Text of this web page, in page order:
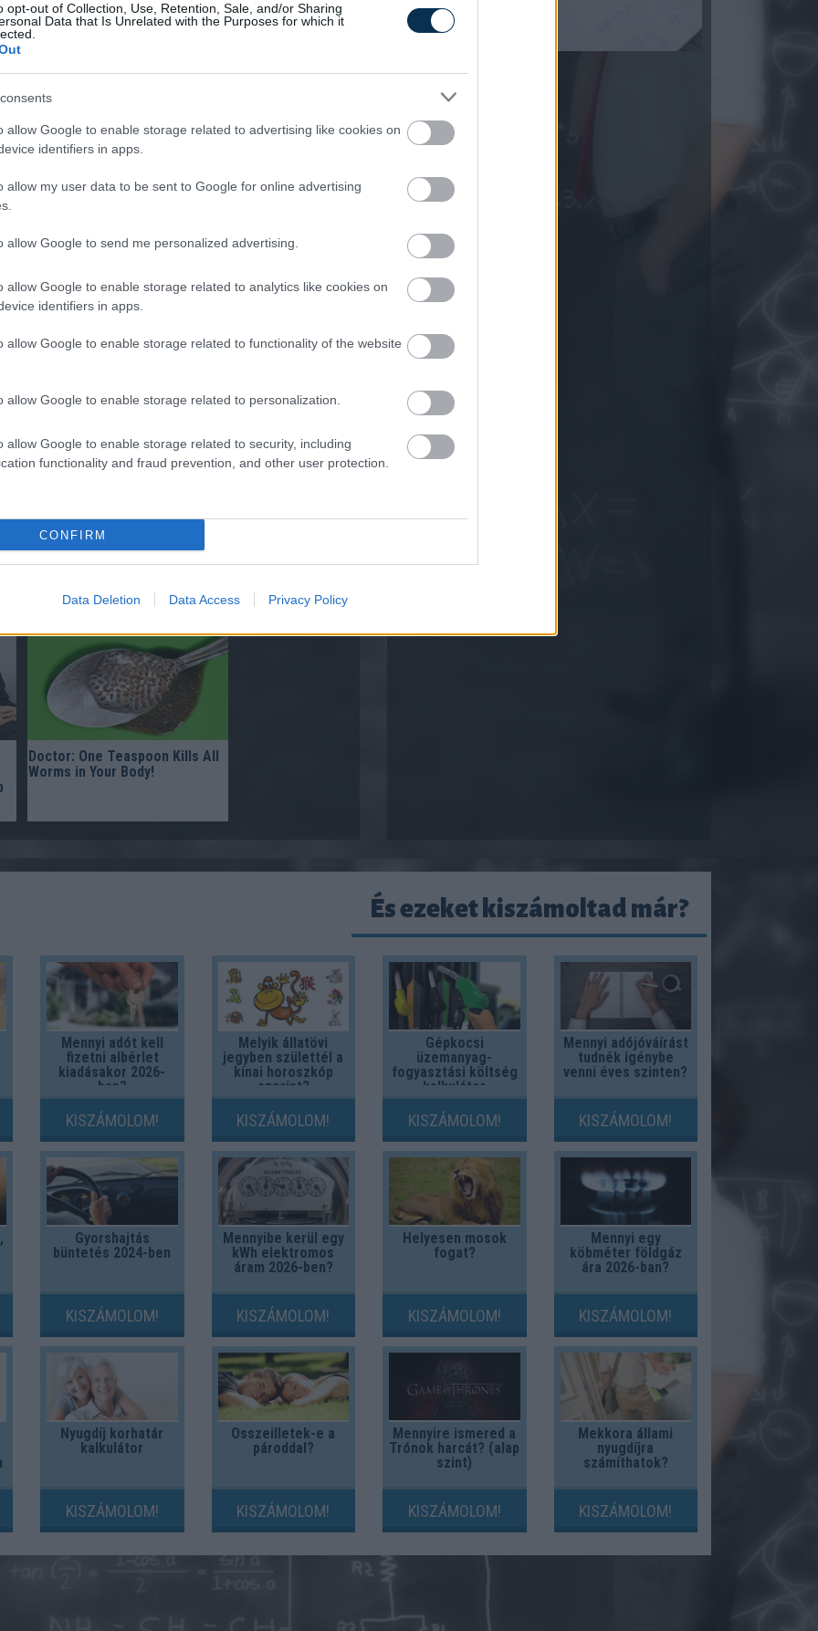
opt-out of Collection, Use, Retention, Sale, and/or Sharing
Data that Is Unrelated with the Purposes for which it
allow Google to enable storage related to advertising like cookies on
identifiers in apps.
allow my user data to be sent to Google for online advertising
allow Google to send me personalized advertising.
allow Google to enable storage related to analytics like cookies on
identifiers in apps.
allow Google to enable storage related to functionality of the website
allow Google to enable storage related to personalization.
allow Google to enable storage related to security, including
functionality and fraud prevention, and other user protection.
CONFIRM
Data Deletion Data Access Privacy Policy
megismerjék és meg tudják
Az AI-telefonok megjelenése
hanem új szintre is emeli a
Comes Down to 1 Thing (Stop
When You Apply This at Night
Doctor: One Teaspoon Kills All
Worms in Your Body!
És ezeket kiszámoltad már?
Mennyi adót kell
fizetni albérlet
kiadásakor 2026-
ban?
KISZÁMOLOM!
Melyik állatövi
jegyben születtél a
kínai horoszkóp
szerint?
KISZÁMOLOM!
Gépkocsi
üzemanyag-
fogyasztási költség
kalkulátor
KISZÁMOLOM!
Mennyi adójóváírást
tudnék igénybe
venni éves szinten?
KISZÁMOLOM!
Gyorshajtás
büntetés 2024-ben
KISZÁMOLOM!
Mennyibe kerül egy
kWh elektromos
áram 2026-ben?
KISZÁMOLOM!
Helyesen mosok
fogat?
KISZÁMOLOM!
Mennyi egy
köbméter földgáz
ára 2026-ban?
KISZÁMOLOM!
Nyugdíj korhatár
kalkulátor
KISZÁMOLOM!
Összeilletek-e a
pároddal?
KISZÁMOLOM!
Mennyire ismered a
Trónok harcát? (alap
szint)
KISZÁMOLOM!
Mekkora állami
nyugdíjra
számíthatok?
KISZÁMOLOM!